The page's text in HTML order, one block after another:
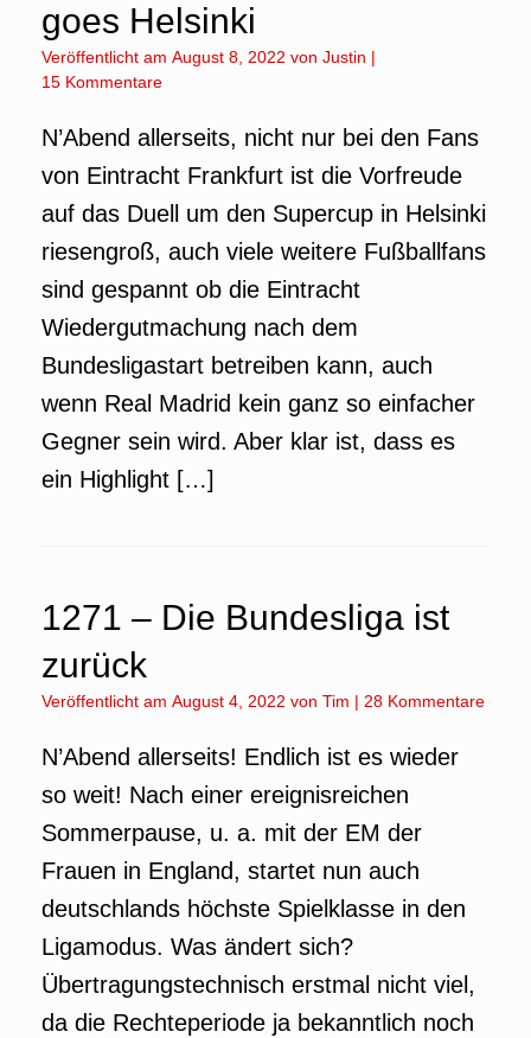
goes Helsinki
Veröffentlicht am August 8, 2022 von Justin |
15 Kommentare
N’Abend allerseits, nicht nur bei den Fans
von Eintracht Frankfurt ist die Vorfreude
auf das Duell um den Supercup in Helsinki
riesengroß, auch viele weitere Fußballfans
sind gespannt ob die Eintracht
Wiedergutmachung nach dem
Bundesligastart betreiben kann, auch
wenn Real Madrid kein ganz so einfacher
Gegner sein wird. Aber klar ist, dass es
ein Highlight […]
1271 – Die Bundesliga ist
zurück
Veröffentlicht am August 4, 2022 von Tim | 28 Kommentare
N’Abend allerseits! Endlich ist es wieder
so weit! Nach einer ereignisreichen
Sommerpause, u. a. mit der EM der
Frauen in England, startet nun auch
deutschlands höchste Spielklasse in den
Ligamodus. Was ändert sich?
Übertragungstechnisch erstmal nicht viel,
da die Rechteperiode ja bekanntlich noch